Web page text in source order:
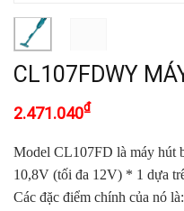
CL107FDWY
2.471.040₫
Model CL107FD là máy hút
10,8V (tối đa 12V) * 1 dựa
Các đặc điểm chính của nó là: